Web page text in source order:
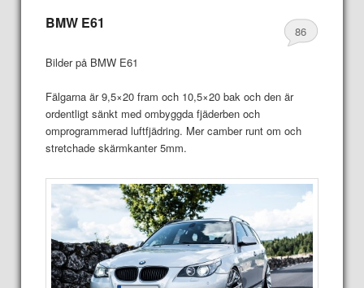
BMW E61 86
Bilder på BMW E61
Fälgarna är 9,5×20 fram och 10,5×20 bak och den är
ordentligt sänkt med ombyggda fjäderben och
omprogrammerad luftfjädring. Mer camber runt om och
stretchade skärmkanter 5mm.